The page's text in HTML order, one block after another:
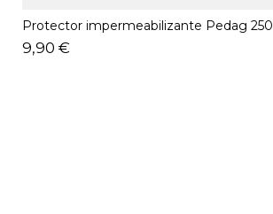
Protector impermeabilizante Pedag 250
ML
9,90 €